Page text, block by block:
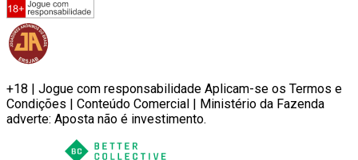
+18 | Jogue com responsabilidade Aplicam-se os Termos e
Condições | Conteúdo Comercial | Ministério da Fazenda
adverte: Aposta não é investimento.